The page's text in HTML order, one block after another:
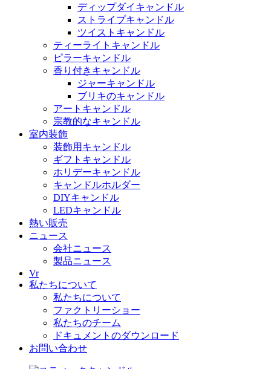
ディップダイキャンドル
ストライプキャンドル
ツイストキャンドル
ティーライトキャンドル
ピラーキャンドル
香り付きキャンドル
ジャーキャンドル
ブリキのキャンドル
アートキャンドル
宗教的なキャンドル
室内装飾
装飾用キャンドル
ギフトキャンドル
ホリデーキャンドル
キャンドルホルダー
DIYキャンドル
LEDキャンドル
熱い販売
ニュース
会社ニュース
製品ニュース
Vr
私たちについて
私たちについて
ファクトリーショー
私たちのチーム
ドキュメントのダウンロード
お問い合わせ